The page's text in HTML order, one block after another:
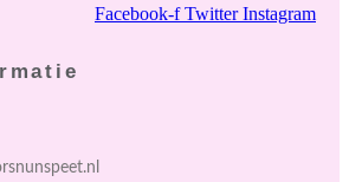
Facebook-f Twitter Instagram